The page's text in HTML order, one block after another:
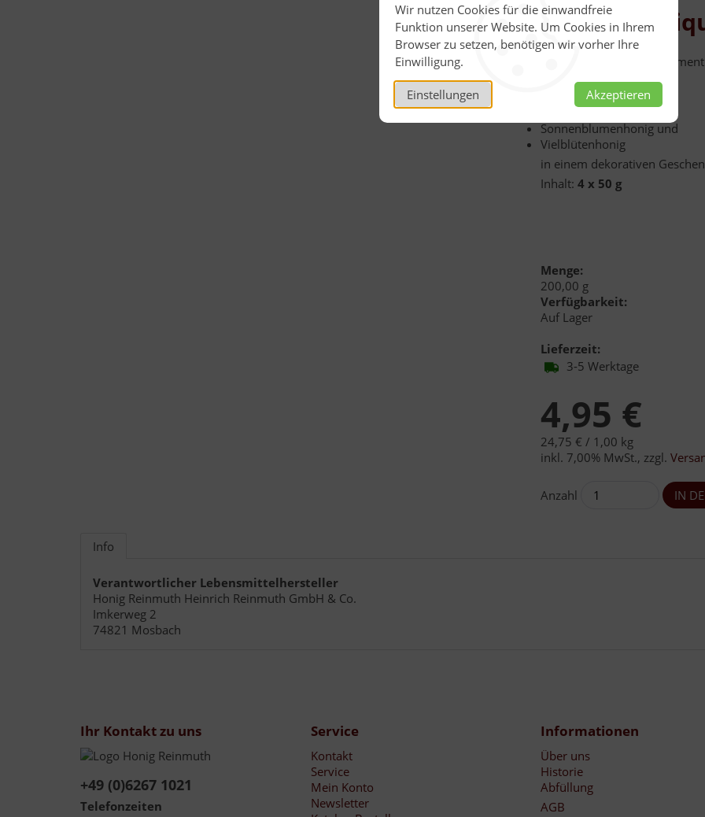
Wir nutzen Cookies für die einwandfreie
Funktion unserer Website. Um Cookies in Ihrem
Browser zu setzen, benötigen wir vorher Ihre
Einwilligung.
Einstellungen Akzeptieren
Honig-
aus unserem
Je 50 g
Akazienhonig,
Sonnenblumenhonig und
Vielblütenhonig
in einem dekorativen
Inhalt: 4 x 50 g
Menge:
200,00 g
Verfügbarkeit:
Auf Lager
Lieferzeit:
3-5 Werktage
4,95 €
24,75 € / 1,00 kg
inkl. 7,00% MwSt., zzgl.
Anzahl
Info
Verantwortlicher Lebensmittelhersteller
Honig Reinmuth Heinrich Reinmuth GmbH & Co.
Imkerweg 2
74821 Mosbach
Ihr Kontakt zu uns
+49 (0)6267 1021
Telefonzeiten
Service
Kontakt
Service
Mein Konto
Newsletter
Informationen
Über uns
Historie
Abfüllung
AGB